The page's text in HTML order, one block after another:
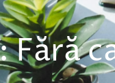
Fără